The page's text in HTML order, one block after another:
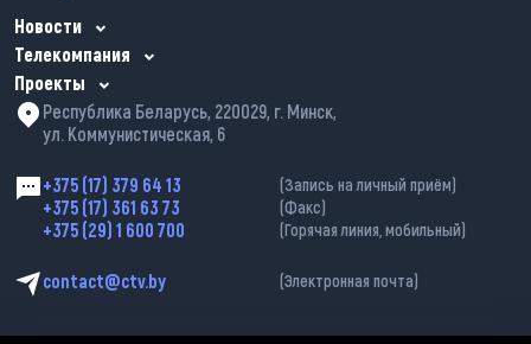
Новости
Телекомпания
Проекты
Республика Беларусь, 220029, г. Минск,
ул. Коммунистическая, 6
+375 (17) 379 64 13 (Запись на личный приём)
+375 (17) 361 63 73 (Факс)
+375 (29) 1 600 700 (Горячая линия, мобильный)
contact@ctv.by (Электронная почта)